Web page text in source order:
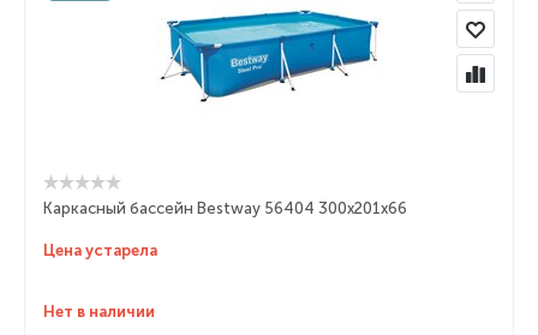
Каркасный бассейн Bestway 56404 300x201x66
Цена устарела
Нет в наличии